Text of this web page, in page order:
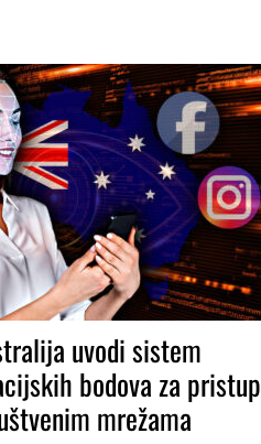
uvodi sistem
bodova za pristup
mrežama